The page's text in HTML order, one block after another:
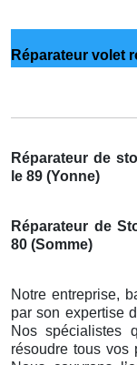
Réparateur volet
Réparateur de
le 89 (Yonne)
Réparateur de
80 (Somme)
Notre entreprise,
par son expertise
Nos spécialistes
résoudre tous vos